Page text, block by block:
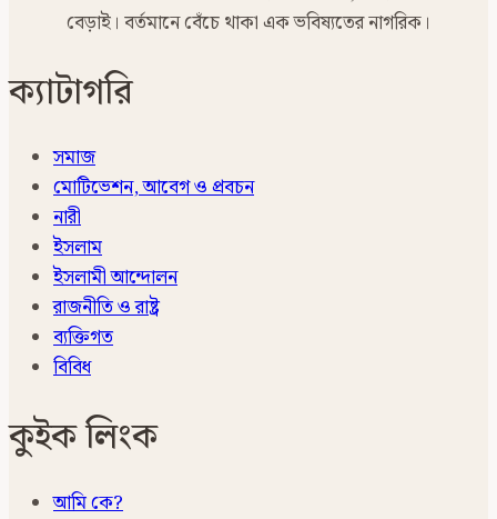
বেড়াই। বর্তমানে বেঁচে থাকা এক ভবিষ্যতের নাগরিক।
ক্যাটাগরি
সমাজ
মোটিভেশন, আবেগ ও প্রবচন
নারী
ইসলাম
ইসলামী আন্দোলন
রাজনীতি ও রাষ্ট্র
ব্যক্তিগত
বিবিধ
কুইক লিংক
আমি কে?